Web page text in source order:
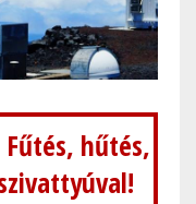
Fűtés, hűtés,